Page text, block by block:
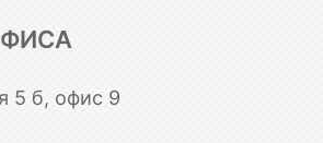
5 б, офис 9